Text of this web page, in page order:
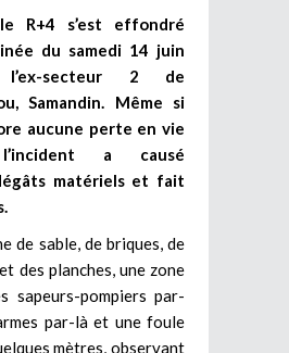
R+4 s’est effondré
du samedi 14 juin
secteur 2 de
Samandin. Même si
aucune perte en vie
l’incident a causé
matériels et fait
de sable, de briques, de
des planches, une zone
sapeurs-pompiers par-
par-là et une foule
mètres, observant